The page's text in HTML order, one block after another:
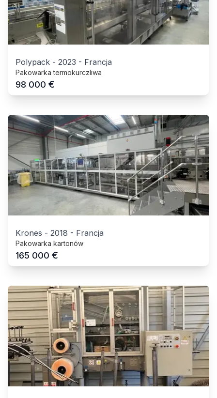
Polypack - 2023 - Francja
Pakowarka termokurczliwa
98 000 €
Krones - 2018 - Francja
Pakowarka kartonów
165 000 €